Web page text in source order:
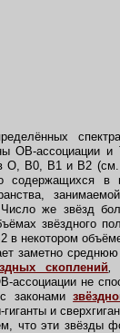
ассоциации и
О, B0, B1 и B2 (см.
содержащихся
же звёзд
звёздного
в некотором
заметно
скоплений,
ассоциации не
с законами
и
что эти звёзды